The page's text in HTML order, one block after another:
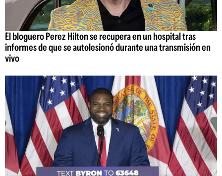
El bloguero Perez Hilton se recupera en un hospital tras
informes de que se autolesionó durante una transmisión en
vivo